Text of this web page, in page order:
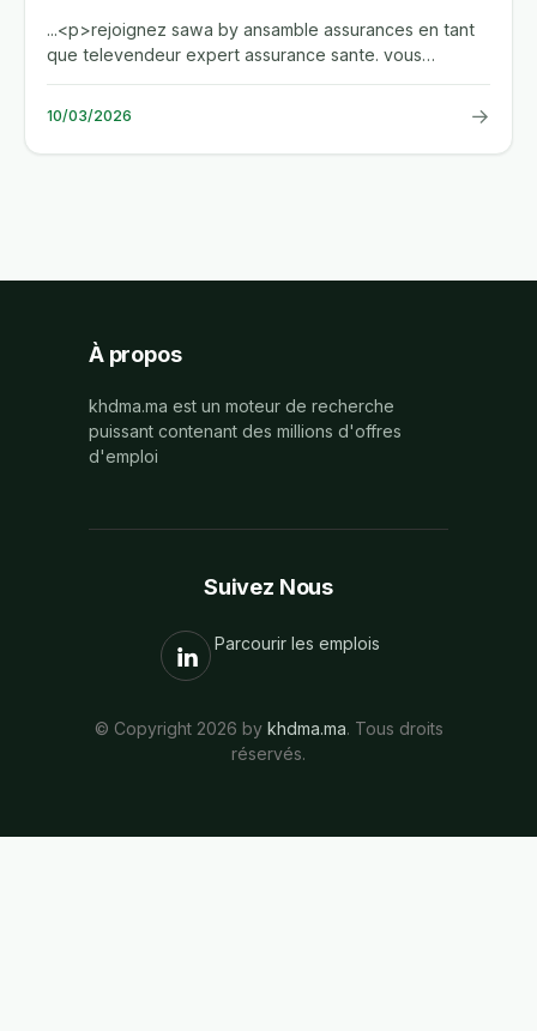
...<p>rejoignez sawa by ansamble assurances en tant
que televendeur expert assurance sante. vous
beneficierez d'une...
10/03/2026 →
À propos
khdma.ma est un moteur de recherche
puissant contenant des millions d'offres
d'emploi
Suivez Nous
Parcourir les emplois
© Copyright 2026 by khdma.ma. Tous droits
réservés.